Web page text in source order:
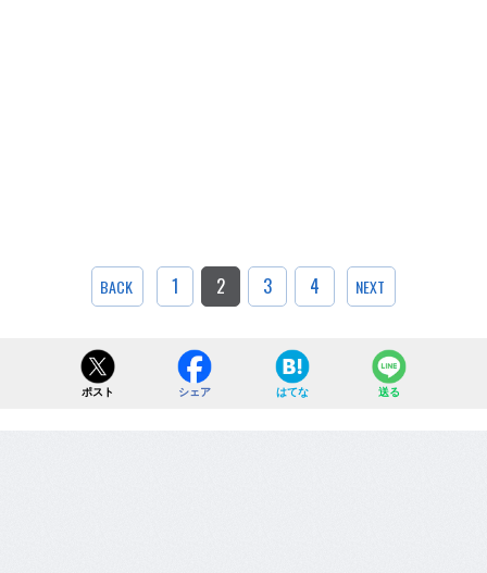
BACK 1 2 3 4 NEXT
ポスト シェア はてな 送る